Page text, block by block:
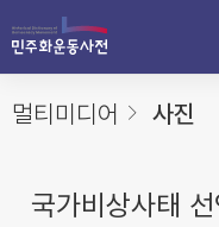
메
뉴
바
로
용
바
로
가
단
바
로
가멀티미디어 사진
국가비상사태